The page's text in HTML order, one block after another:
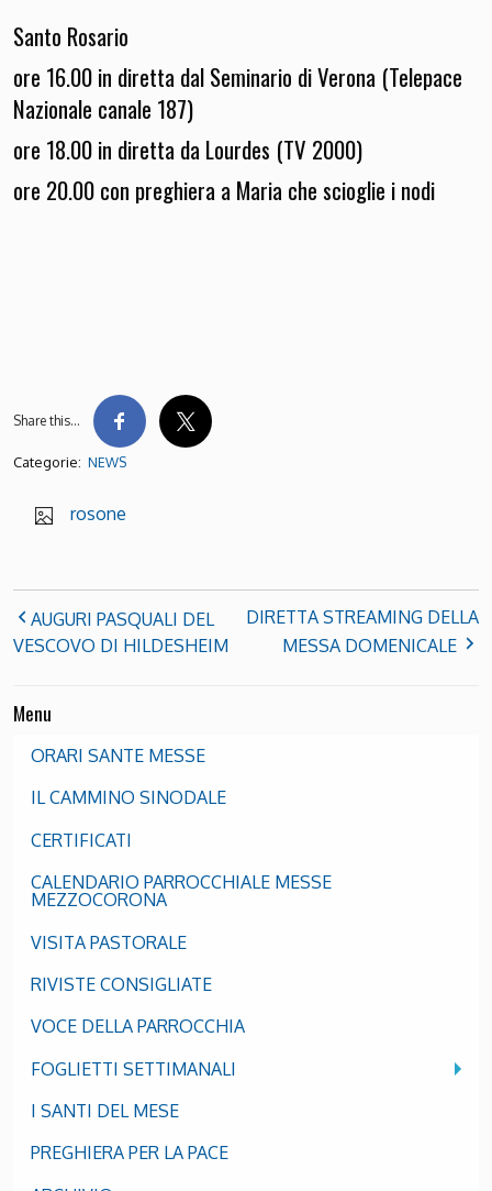
Santo Rosario
ore 16.00 in diretta dal Seminario di Verona (Telepace
Nazionale canale 187)
ore 18.00 in diretta da Lourdes (TV 2000)
ore 20.00 con preghiera a Maria che scioglie i nodi
Share this…
Categorie: NEWS
rosone
AUGURI PASQUALI DEL
VESCOVO DI HILDESHEIM
DIRETTA STREAMING DELLA
MESSA DOMENICALE
Menu
ORARI SANTE MESSE
IL CAMMINO SINODALE
CERTIFICATI
CALENDARIO PARROCCHIALE MESSE
MEZZOCORONA
VISITA PASTORALE
RIVISTE CONSIGLIATE
VOCE DELLA PARROCCHIA
FOGLIETTI SETTIMANALI
I SANTI DEL MESE
PREGHIERA PER LA PACE